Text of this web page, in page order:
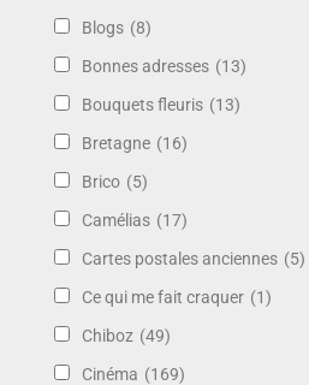
Blogs (8)
Bonnes adresses (13)
Bouquets fleuris (13)
Bretagne (16)
Brico (5)
Camélias (17)
Cartes postales anciennes (5)
Ce qui me fait craquer (1)
Chiboz (49)
Cinéma (169)